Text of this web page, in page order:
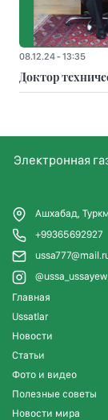
08.12.24 - 13:35
Доктор
Электронная
Ашхабад,
+99365692927
@ussa_ussayew
Главная
Ussatlar
Новости
Статьи
Фото и видео
Полезные советы
Новости мира